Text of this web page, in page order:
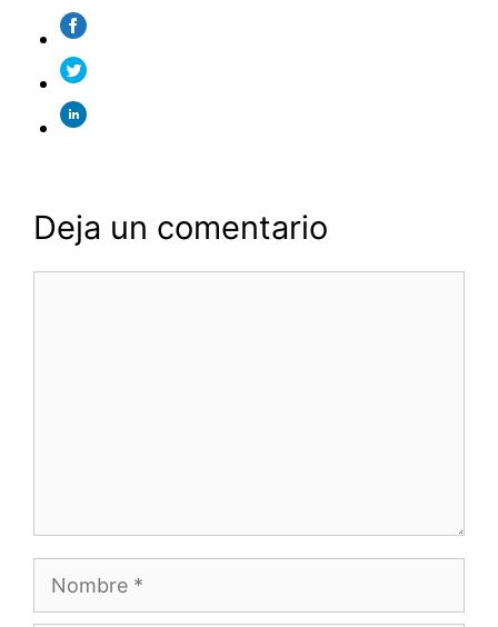
Deja un comentario
Nombre